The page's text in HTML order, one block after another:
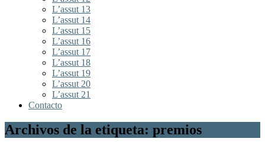
L’assut 13
L’assut 14
L’assut 15
L’assut 16
L’assut 17
L’assut 18
L’assut 19
L’assut 20
L’assut 21
Contacto
Archivos de la etiqueta: premios